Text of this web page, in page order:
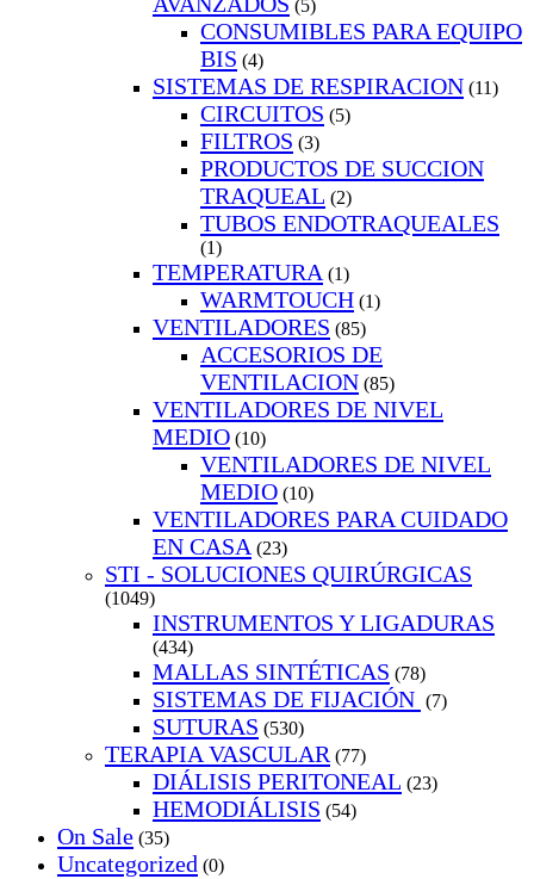
(5)
CONSUMIBLES PARA EQUIPO
BIS (4)
SISTEMAS DE RESPIRACION (11)
CIRCUITOS (5)
FILTROS (3)
PRODUCTOS DE SUCCION
TRAQUEAL (2)
TUBOS ENDOTRAQUEALES
(1)
TEMPERATURA (1)
WARMTOUCH (1)
VENTILADORES (85)
ACCESORIOS DE
VENTILACION (85)
VENTILADORES DE NIVEL
MEDIO (10)
VENTILADORES DE NIVEL
MEDIO (10)
VENTILADORES PARA CUIDADO
EN CASA (23)
STI - SOLUCIONES QUIRÚRGICAS
(1049)
INSTRUMENTOS Y LIGADURAS
(434)
MALLAS SINTÉTICAS (78)
SISTEMAS DE FIJACIÓN (7)
SUTURAS (530)
TERAPIA VASCULAR (77)
DIÁLISIS PERITONEAL (23)
HEMODIÁLISIS (54)
On Sale (35)
Uncategorized (0)